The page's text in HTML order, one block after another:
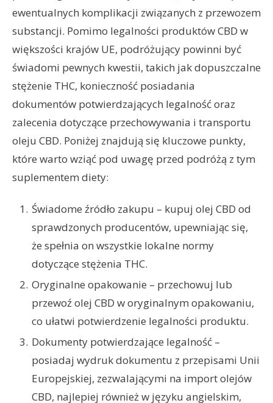
ewentualnych komplikacji związanych z przewozem
substancji. Pomimo legalności produktów CBD w
większości krajów UE, podróżujący powinni być
świadomi pewnych kwestii, takich jak dopuszczalne
stężenie THC, konieczność posiadania
dokumentów potwierdzających legalność oraz
zalecenia dotyczące przechowywania i transportu
oleju CBD. Poniżej znajdują się kluczowe punkty,
które warto wziąć pod uwagę przed podróżą z tym
suplementem diety:
Świadome źródło zakupu – kupuj olej CBD od
sprawdzonych producentów, upewniając się,
że spełnia on wszystkie lokalne normy
dotyczące stężenia THC.
Oryginalne opakowanie – przechowuj lub
przewoź olej CBD w oryginalnym opakowaniu,
co ułatwi potwierdzenie legalności produktu.
Dokumenty potwierdzające legalność –
posiadaj wydruk dokumentu z przepisami Unii
Europejskiej, zezwalającymi na import olejów
CBD, najlepiej również w języku angielskim,